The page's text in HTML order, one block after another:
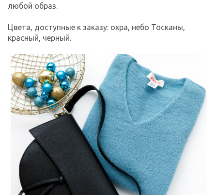
любой образ.
Цвета, доступные к заказу: охра, небо Тосканы,
красный, черный.